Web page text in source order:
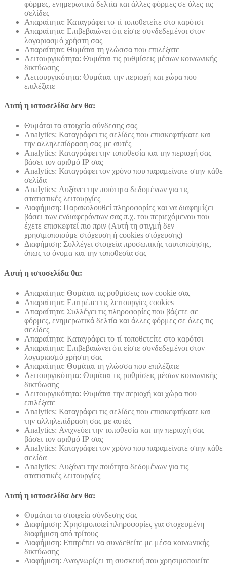
φόρμες, ενημερωτικά δελτία και άλλες φόρμες σε όλες τις
σελίδες
Απαραίτητα: Καταγράφει το τί τοποθετείτε στο καρότσι
Απαραίτητα: Επιβεβαιώνει ότι είστε συνδεδεμένοι στον
λογαριασμό χρήστη σας
Απαραίτητα: Θυμάται τη γλώσσα που επιλέξατε
Λειτουργικότητα: Θυμάται τις ρυθμίσεις μέσων κοινωνικής
δικτύωσης
Λειτουργικότητα: Θυμάται την περιοχή και χώρα που
επιλέξατε
Αυτή η ιστοσελίδα δεν θα:
Θυμάται τα στοιχεία σύνδεσης σας
Analytics: Καταγράφει τις σελίδες που επισκεφτήκατε και
την αλληλεπίδραση σας με αυτές
Analytics: Καταγράφει την τοποθεσία και την περιοχή σας
βάσει τον αριθμό ΙΡ σας
Analytics: Καταγράφει τον χρόνο που παραμείνατε στην κάθε
σελίδα
Analytics: Αυξάνει την ποιότητα δεδομένων για τις
στατιστικές λειτουργίες
Διαφήμιση: Παρακολουθεί πληροφορίες και να διαφημίζει
βάσει των ενδιαφερόντων σας π.χ. του περιεχόμενου που
έχετε επισκεφτεί πιο πριν (Αυτή τη στιγμή δεν
χρησιμοποιούμε στόχευση ή cookies στόχευσης)
Διαφήμιση: Συλλέγει στοιχεία προσωπικής ταυτοποίησης,
όπως το όνομα και την τοποθεσία σας
Αυτή η ιστοσελίδα θα:
Απαραίτητα: Θυμάται τις ρυθμίσεις των cookie σας
Απαραίτητα: Επιτρέπει τις λειτουργίες cookies
Απαραίτητα: Συλλέγει τις πληροφορίες που βάζετε σε
φόρμες, ενημερωτικά δελτία και άλλες φόρμες σε όλες τις
σελίδες
Απαραίτητα: Καταγράφει το τί τοποθετείτε στο καρότσι
Απαραίτητα: Επιβεβαιώνει ότι είστε συνδεδεμένοι στον
λογαριασμό χρήστη σας
Απαραίτητα: Θυμάται τη γλώσσα που επιλέξατε
Λειτουργικότητα: Θυμάται τις ρυθμίσεις μέσων κοινωνικής
δικτύωσης
Λειτουργικότητα: Θυμάται την περιοχή και χώρα που
επιλέξατε
Analytics: Καταγράφει τις σελίδες που επισκεφτήκατε και
την αλληλεπίδραση σας με αυτές
Analytics: Ανιχνεύει την τοποθεσία και την περιοχή σας
βάσει τον αριθμό ΙΡ σας
Analytics: Καταγράφει τον χρόνο που παραμείνατε στην κάθε
σελίδα
Analytics: Αυξάνει την ποιότητα δεδομένων για τις
στατιστικές λειτουργίες
Αυτή η ιστοσελίδα δεν θα:
Θυμάται τα στοιχεία σύνδεσης σας
Διαφήμιση: Χρησιμοποιεί πληροφορίες για στοχευμένη
διαφήμιση από τρίτους
Διαφήμιση: Επιτρέπει να συνδεθείτε με μέσα κοινωνικής
δικτύωσης
Διαφήμιση: Αναγνωρίζει τη συσκευή που χρησιμοποιείτε